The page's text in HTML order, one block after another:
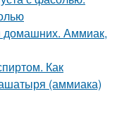
домашних. Аммиак,
Как
(аммиака)